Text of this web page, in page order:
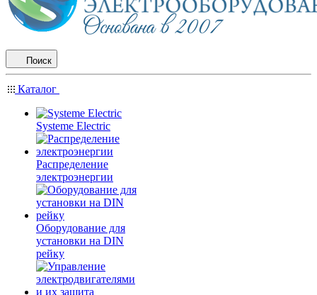
Поиск
Каталог
Systeme Electric
Распределение
электроэнергии
Оборудование для
установки на DIN
рейку